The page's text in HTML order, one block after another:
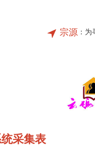
宗源 ：
采集表